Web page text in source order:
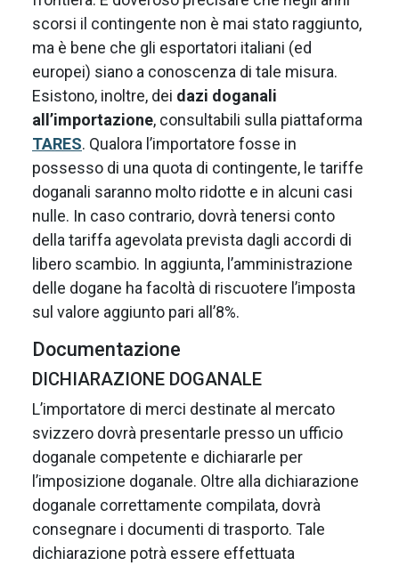
scorsi il contingente non è mai stato raggiunto,
ma è bene che gli esportatori italiani (ed
europei) siano a conoscenza di tale misura.
Esistono, inoltre, dei dazi doganali
all’importazione, consultabili sulla piattaforma
TARES. Qualora l’importatore fosse in
possesso di una quota di contingente, le tariffe
doganali saranno molto ridotte e in alcuni casi
nulle. In caso contrario, dovrà tenersi conto
della tariffa agevolata prevista dagli accordi di
libero scambio. In aggiunta, l’amministrazione
delle dogane ha facoltà di riscuotere l’imposta
sul valore aggiunto pari all’8%.
Documentazione
DICHIARAZIONE DOGANALE
L’importatore di merci destinate al mercato
svizzero dovrà presentarle presso un ufficio
doganale competente e dichiararle per
l’imposizione doganale. Oltre alla dichiarazione
doganale correttamente compilata, dovrà
consegnare i documenti di trasporto. Tale
dichiarazione potrà essere effettuata